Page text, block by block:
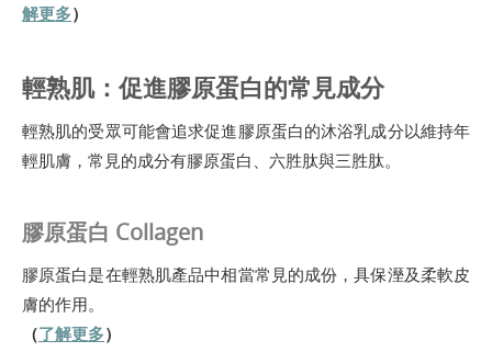
解更多）
輕熟肌：促進膠原蛋白的常見成分
輕熟肌的受眾可能會追求促進膠原蛋白的沐浴乳成分以維持年
輕肌膚，常見的成分有膠原蛋白、六胜肽與三胜肽。
膠原蛋白 Collagen
膠原蛋白是在輕熟肌產品中相當常見的成份，具保溼及柔軟皮
膚的作用。
（了解更多）